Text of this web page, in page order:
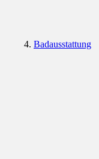
Badausstattung